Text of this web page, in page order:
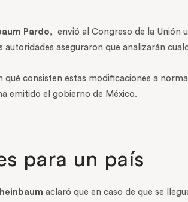
Pardo, envió al Congreso de la Unión
aseguraron que analizarán
consisten estas modificaciones a
emitido el gobierno de México.
para un país
aclaró que en caso de que se